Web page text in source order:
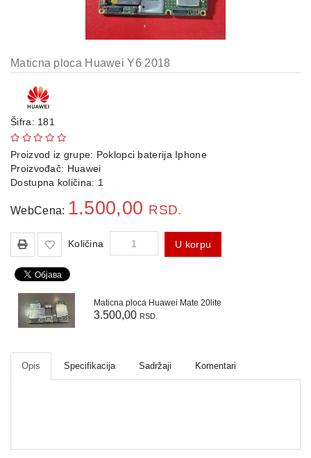
Maticna ploca Huawei Y6 2018
Šifra: 181
Proizvod iz grupe: Poklopci baterija Iphone
Proizvođač: Huawei
Dostupna količina: 1
WebCena: 1.500,00 RSD.
Količina U korpu
Maticna ploca Huawei Mate 20lite
3.500,00 RSD.
Opis Specifikacija Sadržaji Komentari